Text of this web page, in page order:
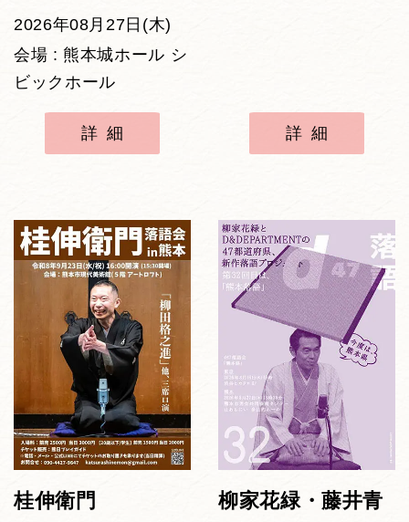
2026年08月27日(木)
会場 : 熊本城ホール シ
ビックホール
詳細 詳細
桂伸衛門
柳家花緑・藤井青